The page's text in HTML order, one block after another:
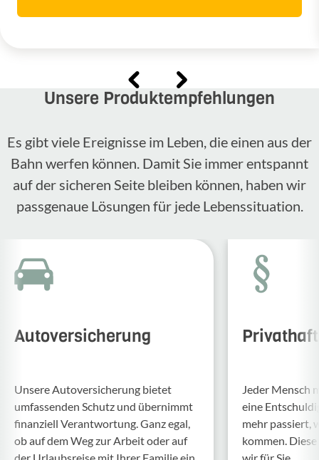
Unsere Produktempfehlungen
Es gibt viele Ereignisse im Leben, die einen aus der
Bahn werfen können. Damit Sie immer entspannt
auf der sicheren Seite bleiben können, haben wir
passgenaue Lösungen für jede Lebenssituation.
Autoversicherung
Unsere Auto­ver­si­che­rung bietet
umfas­senden Schutz und über­nimmt
finan­ziell Verant­wor­tung. Ganz egal,
ob auf dem Weg zur Arbeit oder auf
Jeder Mensch
eine
mehr passiert,
kommen.